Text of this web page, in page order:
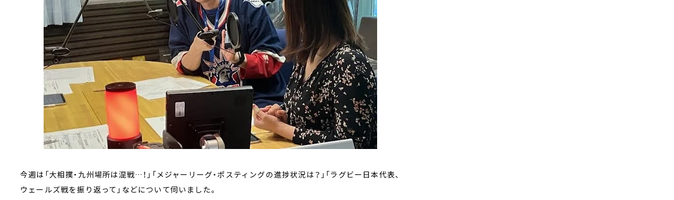
今週は「大相撲・九州場所は混戦…！」「メジャーリーグ・ポスティングの進捗状況は？」「ラグビー日本代表、
ウェールズ戦を振り返って」などについて伺いました。